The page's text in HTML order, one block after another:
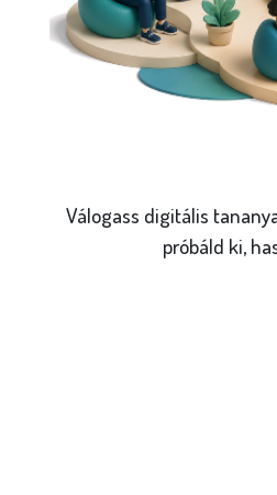
Válogass digitális
próbáld ki,